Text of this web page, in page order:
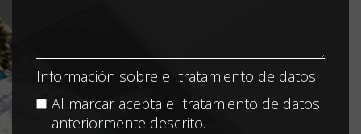
Información sobre el tratamiento de datos
Al marcar acepta el tratamiento de datos
anteriormente descrito.